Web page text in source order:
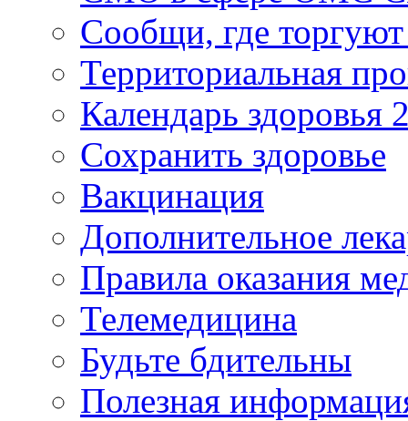
Сообщи, где
Территориальная
Календарь здоровья
Сохранить здоровье
Вакцинация
Дополнительное
Правила оказания
Телемедицина
Будьте бдительны
Полезная